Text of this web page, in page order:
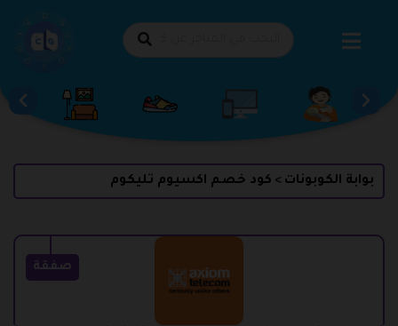
بوابة الكوبونات > كود خصم اكسيوم تليكوم
صفقة